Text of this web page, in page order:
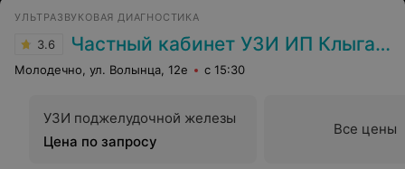
своего тепла. Хороших санаториев много, но
отношение у Вас к отдыхающим особое и Вы, я думаю
это чувствуете, потому что к Вам хочется вернуться
вновь и вновь. Здоровья и добра всем добрым людям.
С огромной благодарностью и уважением Зеленцова
УЛЬТРАЗВУКОВАЯ ДИАГНОСТИКА
3.6 Частный кабинет УЗИ ИП Клыга В.К.
Молодечно, ул. Волынца, 12е с 15:30
УЗИ поджелудочной железы
Цена по запросу
Все цены